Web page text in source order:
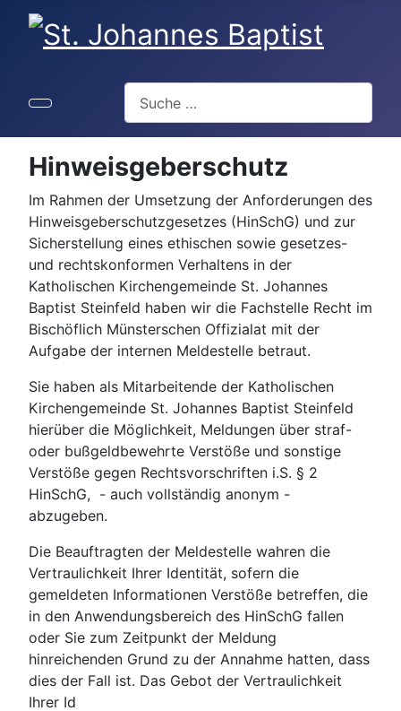
Hinweisgeberschutz
Im Rahmen der Umsetzung der Anforderungen des
Hinweisgeberschutzgesetzes (HinSchG) und zur
Sicherstellung eines ethischen sowie gesetzes-
und rechtskonformen Verhaltens in der
Katholischen Kirchengemeinde St. Johannes
Baptist Steinfeld haben wir die Fachstelle Recht im
Bischöflich Münsterschen Offizialat mit der
Aufgabe der internen Meldestelle betraut.
Sie haben als Mitarbeitende der Katholischen
Kirchengemeinde St. Johannes Baptist Steinfeld
hierüber die Möglichkeit, Meldungen über straf-
oder bußgeldbewehrte Verstöße und sonstige
Verstöße gegen Rechtsvorschriften i.S. § 2
HinSchG, - auch vollständig anonym -
abzugeben.
Die Beauftragten der Meldestelle wahren die
Vertraulichkeit Ihrer Identität, sofern die
gemeldeten Informationen Verstöße betreffen, die
in den Anwendungsbereich des HinSchG fallen
oder Sie zum Zeitpunkt der Meldung
hinreichenden Grund zu der Annahme hatten, dass
dies der Fall ist. Das Gebot der Vertraulichkeit
Ihrer Id